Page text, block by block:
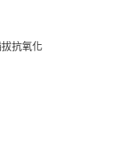
抗氧化